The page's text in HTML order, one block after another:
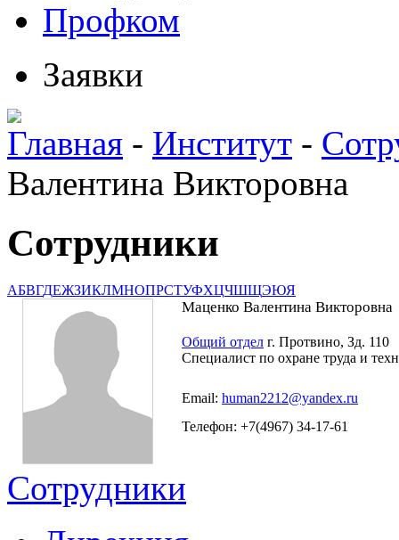
Профком
Заявки
Главная - Институт -
Валентина Викторовна
Сотрудники
АБВГДЕЖЗИКЛМНОПРСТУФХЦЧШЩЭЮЯ
Маценко Валентина Викторовна
Общий отдел г. Протвино, Зд. 110
Специалист по охране труда и
Email: human2212@yandex.ru
Телефон: +7(4967) 34-17-61
Сотрудники